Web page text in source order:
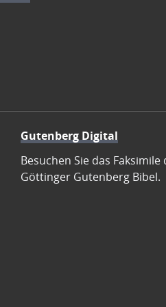
Gutenberg Digital
Besuchen Sie das Faksimile
Göttinger Gutenberg Bibel.